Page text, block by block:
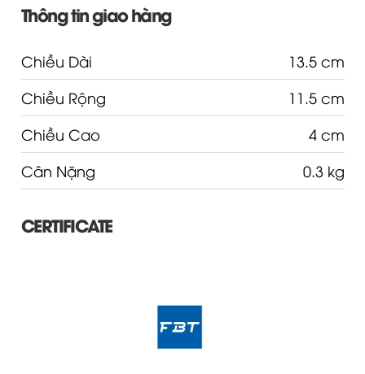
Thông tin giao hàng
Chiều Dài
13.5 cm
Chiều Rộng
11.5 cm
Chiều Cao
4 cm
Cân Nặng
0.3 kg
CERTIFICATE